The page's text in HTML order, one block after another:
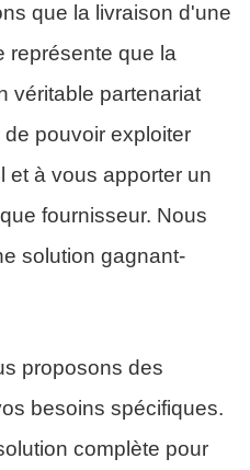
que la livraison d'une
représente que la
véritable partenariat
pouvoir exploiter
et à vous apporter un
fournisseur. Nous
solution gagnant-
proposons des
besoins spécifiques.
complète pour